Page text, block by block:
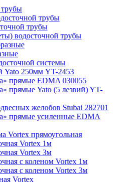
трубы
трубы
водосточной трубы
системы
Yato 250мм YT-2453
прямые EDMA 030055
прямые Yato (5 лезвий) YT-
желобов Stubai 282701
прямые усиленные EDMA
Vortex прямоугольная
Vortex 1м
Vortex 3м
с коленом Vortex 1м
с коленом Vortex 3м
Vortex